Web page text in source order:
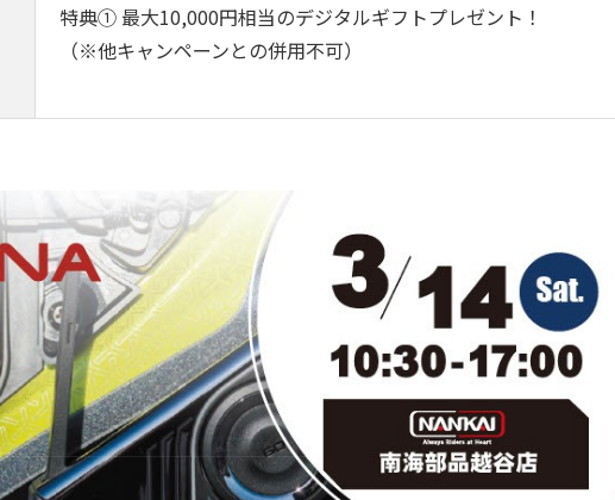
特典① 最大10,000円相当のデジタルギフトプレゼント！
（※他キャンペーンとの併用不可）